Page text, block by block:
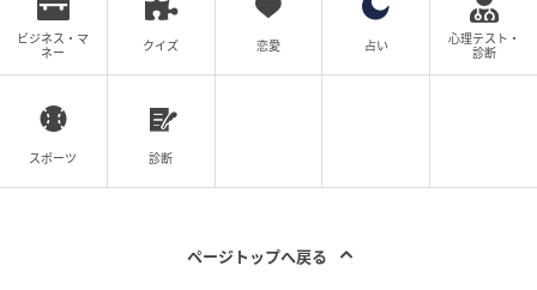
ドしてシステムに読み込む手順に進めます。
Q. オプション機能にはどのようなものがあり
ビジネス・マ
ネー
クイズ 恋愛 占い
心理テスト・
診断
スポーツ 診断
ページトップへ戻る